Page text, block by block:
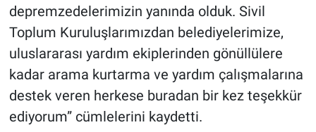
depremzedelerimizin yanında olduk. Sivil
Toplum Kuruluşlarımızdan belediyelerimize,
uluslararası yardım ekiplerinden gönüllülere
kadar arama kurtarma ve yardım çalışmalarına
destek veren herkese buradan bir kez teşekkür
ediyorum” cümlelerini kaydetti.